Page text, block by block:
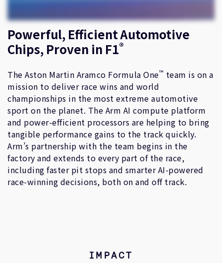
全てのオフィスを見る
Powerful, Efficient Automotive
Chips, Proven in F1®
The Aston Martin Aramco Formula One™ team is on a
mission to deliver race wins and world
championships in the most extreme automotive
sport on the planet. The Arm AI compute platform
and power-efficient processors are helping to bring
tangible performance gains to the track quickly.
Arm’s partnership with the team begins in the
factory and extends to every part of the race,
including faster pit stops and smarter AI-powered
race-winning decisions, both on and off track.
IMPACT